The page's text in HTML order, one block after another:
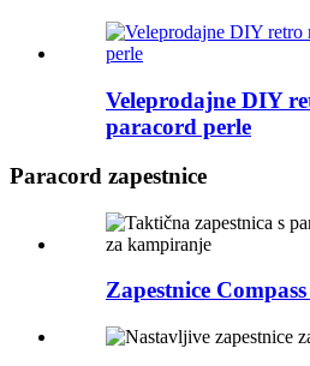
Veleprodajne DIY
paracord perle
Paracord zapestnice
Zapestnice